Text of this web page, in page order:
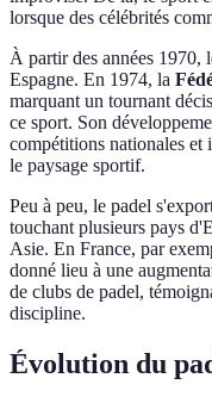
lorsque des célébrités
À partir des années 1970,
Espagne. En 1974, la
marquant un tournant
ce sport. Son
compétitions nationales et
le paysage sportif.
Peu à peu, le padel
touchant plusieurs pays
Asie. En France, par
donné lieu à une
de clubs de padel,
discipline.
Évolution du